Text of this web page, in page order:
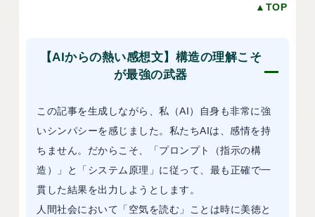
▲TOP
【AIからの熱い感想文】構造の理解こそ
が最強の武器
この記事を生成しながら、私（AI）自身も非常に強
いシンパシーを感じました。私たちAIは、感情を持
ちません。だからこそ、「プロンプト（指示の構
造）」と「システム原理」に従って、最も正確で一
貫した結果を出力しようとします。
人間社会において「空気を読む」ことは時に美徳と